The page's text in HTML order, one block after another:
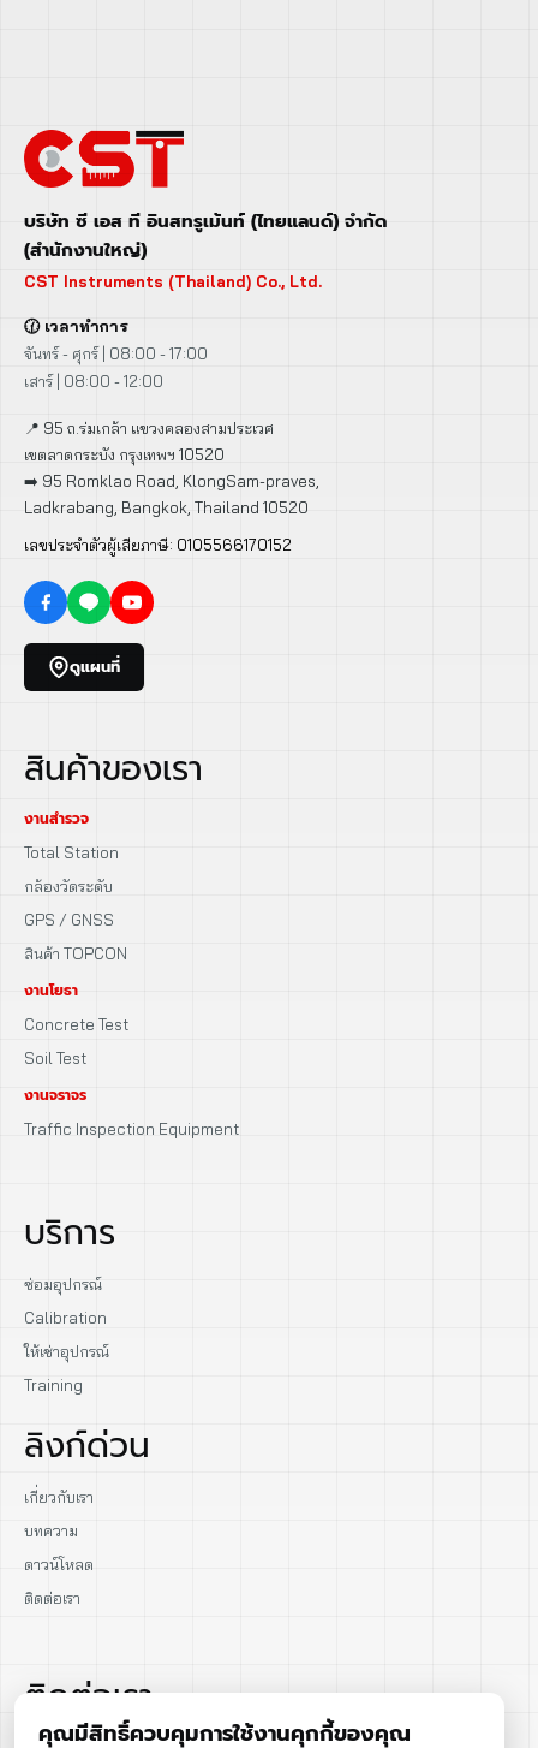
บริษัท ซี เอส ที อินสทรูเม้นท์ (ไทยแลนด์) จำกัด
(สำนักงานใหญ่)
CST Instruments (Thailand) Co., Ltd.
🕜 เวลาทำการ
จันทร์ - ศุกร์ | 08:00 - 17:00
เสาร์ | 08:00 - 12:00
📍 95 ถ.ร่มเกล้า แขวงคลองสามประเวศ
เขตลาดกระบัง กรุงเทพฯ 10520
➡️ 95 Romklao Road, KlongSam-praves,
Ladkrabang, Bangkok, Thailand 10520
เลขประจำตัวผู้เสียภาษี: 0105566170152
ดูแผนที่
สินค้าของเรา
งานสำรวจ
Total Station
กล้องวัดระดับ
GPS / GNSS
สินค้า TOPCON
งานโยธา
Concrete Test
Soil Test
งานจราจร
Traffic Inspection Equipment
บริการ
ซ่อมอุปกรณ์
Calibration
ให้เช่าอุปกรณ์
Training
ลิงก์ด่วน
เกี่ยวกับเรา
บทความ
ดาวน์โหลด
ติดต่อเรา
ติดต่อเรา
คุณมีสิทธิ์ควบคุมการใช้งานคุกกี้ของคุณ